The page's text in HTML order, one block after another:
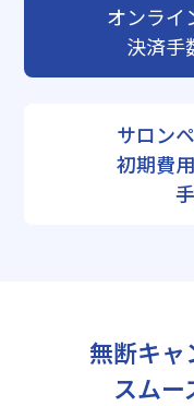
オンライ
決済手
サロン
初期費
無断キャ
スムー